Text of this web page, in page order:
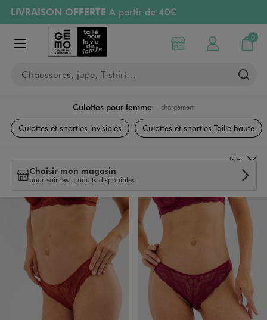
Aller au contenu principal
Aller à la navigation
LIVRAISON OFFERTE A partir de 40€
RETRAIT ET LIVRAISON OFFERTE
en magasin
PAYEZ EN 3x SANS FRAIS
Retours OFFERTS
pendant 30 jours
Afficher le menu
Chaussures, jupe, T-shirt…
Choisir mon magasin
Mon compte
0
Mon
Culottes pour femme chargement
Lingerie
Culottes et shorties invisibles Culottes et shorties Taille haute
Choisir mon magasin
pour voir les produits disponibles
Trier